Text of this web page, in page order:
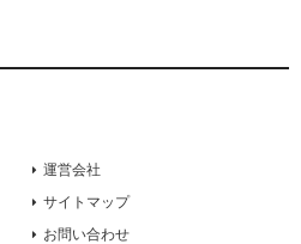
運営会社
サイトマップ
お問い合わせ